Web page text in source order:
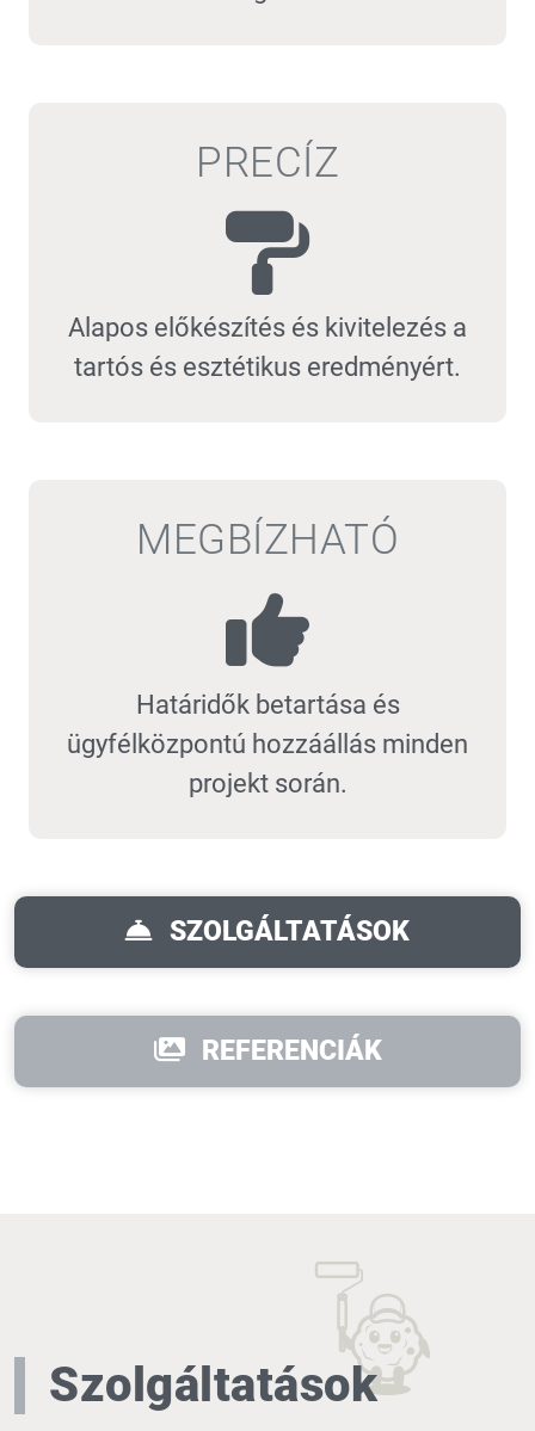
PRECÍZ
Alapos előkészítés és kivitelezés a
tartós és esztétikus eredményért.
MEGBÍZHATÓ
Határidők betartása és
ügyfélközpontú hozzáállás minden
projekt során.
SZOLGÁLTATÁSOK
REFERENCIÁK
Szolgáltatások